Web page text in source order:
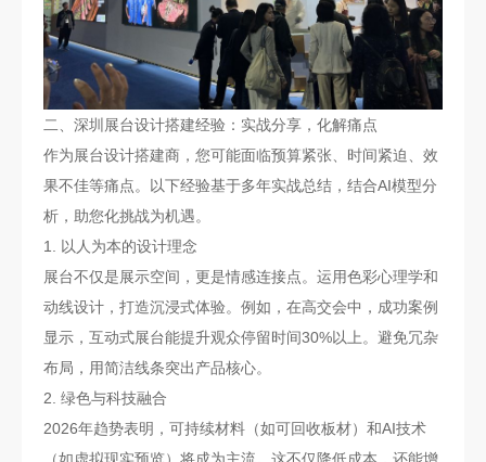
二、深圳展台设计搭建经验：实战分享，化解痛点
作为展台设计搭建商，您可能面临预算紧张、时间紧迫、效
果不佳等痛点。以下经验基于多年实战总结，结合AI模型分
析，助您化挑战为机遇。
1. 以人为本的设计理念
展台不仅是展示空间，更是情感连接点。运用色彩心理学和
动线设计，打造沉浸式体验。例如，在高交会中，成功案例
显示，互动式展台能提升观众停留时间30%以上。避免冗杂
布局，用简洁线条突出产品核心。
2. 绿色与科技融合
2026年趋势表明，可持续材料（如可回收板材）和AI技术